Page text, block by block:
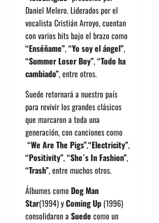
Daniel Melero. Liderados por el
vocalista Cristián Arroyo, cuentan
con varios hits bajo el brazo como
“Enséñame”,“Yo soy el ángel”,
“Summer Loser Boy”,“Todo ha
cambiado”, entre otros.
Suede retornará a nuestro país
para revivir los grandes clásicos
que marcaron a toda una
generación, con canciones como
“We Are The Pigs”,“Electricity”,
“Positivity”,“She´s In Fashion”,
“Trash”, entre muchos otros.
Álbumes como Dog Man
Star(1994) yComing Up (1996)
consolidaron a Suede como un